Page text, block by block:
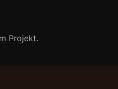
Projekt.